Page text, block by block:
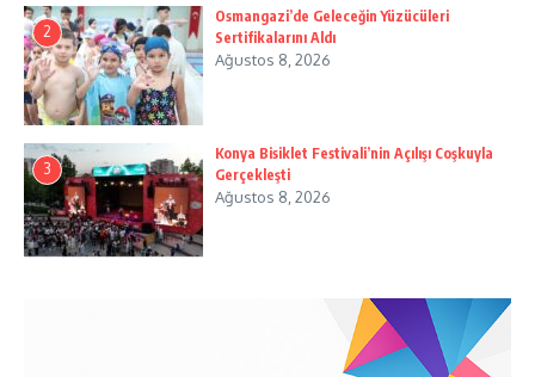
2
Osmangazi’de Geleceğin Yüzücüleri
Sertifikalarını Aldı
Ağustos 8, 2026
3
Konya Bisiklet Festivali’nin Açılışı Coşkuyla
Gerçekleşti
Ağustos 8, 2026